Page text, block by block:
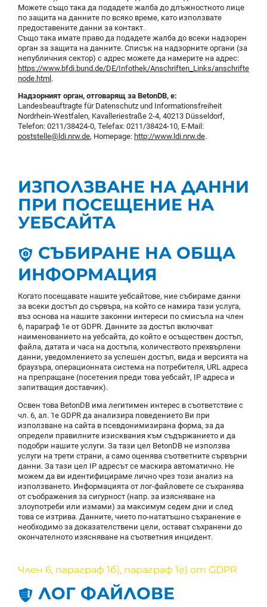
Можете също така да подадете жалба до длъжностното лице
по защита на данните по всяко време, като използвате
предоставените данни за контакт.
Също така имате право да подадете жалба до всеки надзорен
орган за защита на данните. Списък на надзорните органи (за
непубличния сектор) с адрес можете да намерите на адрес:
https://www.bfdi.bund.de/DE/Infothek/Anschriften_Links/
node.html.
Надзорният орган, отговарящ за BetonDB, е:
Landesbeauftragte für Datenschutz und Informationsfreiheit
Nordrhein-Westfalen, Kavalleriestraße 2-4, 40213 Düsseldorf,
Telefon: 0211/38424-0, Telefax: 0211/38424-10, E-Mail:
poststelle@ldi.nrw.de, Homepage: http://www.ldi.nrw.de.
ИЗПОЛЗВАНЕ НА ДАННИ
ПРИ ПОСЕЩЕНИЕ НА
УЕБСАЙТА
СЪБИРАНЕ НА ОБЩА
ИНФОРМАЦИЯ
Когато посещавате нашите уебсайтове, ние събираме данни
за всеки достъп до сървъра, на който се намира тази услуга,
въз основа на нашите законни интереси по смисъла на член
6, параграф 1е от GDPR. Данните за достъп включват
наименованието на уебсайта, до който е осъществен достъп,
файла, датата и часа на достъпа, количеството прехвърлени
данни, уведомлението за успешен достъп, вида и версията на
браузъра, операционната система на потребителя, URL адреса
на препращане (посетения преди това уебсайт, IP адреса и
запитващия доставчик).
Освен това BetonDB има легитимен интерес в съответствие с
чл. 6, ал. 1е GDPR да анализира поведението Ви при
използване на сайта в псевдонимизирана форма, за да
определи правилните изисквания към съдържанието и да
подобри нашите услуги. За тази цел BetonDB не използва
услуги на трети страни, а само оценява съответните сървърни
данни. За тази цел IP адресът се маскира автоматично. Не
можем да ви идентифицираме лично чрез този анализ на
използването. Информацията от лог-файловете се съхранява
от съображения за сигурност (напр. за изясняване на
злоупотреби или измами) за максимум седем дни и след
това се изтрива. Данните, чието по-нататъшно съхранение е
необходимо за доказателствени цели, остават съхранени до
окончателното изясняване на съответния инцидент.
Член 6, параграф 1б), параграф 1е) от GDPR
ЛОГ ФАЙЛОВЕ